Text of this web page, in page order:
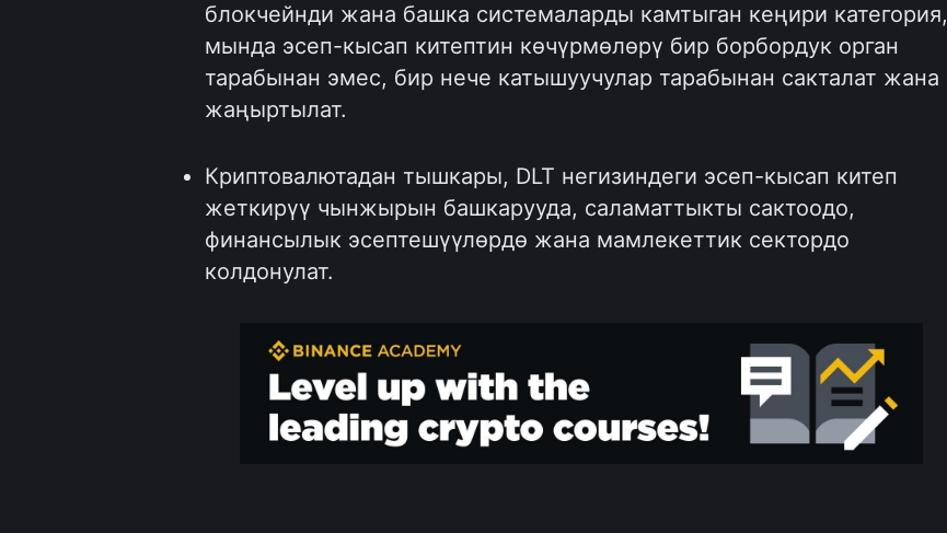
блокчейнди жана башка системаларды камтыган кеңири категория,
мында эсеп-кысап китептин көчүрмөлөрү бир борбордук орган
тарабынан эмес, бир нече катышуучулар тарабынан сакталат жана
жаңыртылат.
Криптовалютадан тышкары, DLT негизиндеги эсеп-кысап китеп
жеткирүү чынжырын башкарууда, саламаттыкты сактоодо,
финансылык эсептешүүлөрдө жана мамлекеттик сектордо
колдонулат.